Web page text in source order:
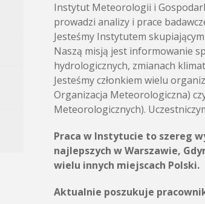
Instytut Meteorologii i
prowadzi analizy i prace
Jesteśmy Instytutem
Naszą misją jest informowanie
hydrologicznych, zmianach
Jesteśmy członkiem wielu
Organizacja Meteorologiczna)
Meteorologicznych).
Praca w Instytucie to szereg
najlepszych w Warszawie,
wielu innych miejscach Polski.
Aktualnie poszukuje